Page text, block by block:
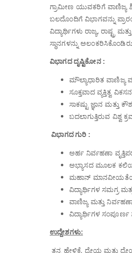
ಗ್ರಾಮೀಣ ಯುವಕರಿಗೆ ವಾಣಿಜ್ಯ
ಬಲದೊಂದಿಗೆ ವಿಭಾಗವನ್ನು
ವಿದ್ಯಾರ್ಥಿಗಳು ರಾಜ್ಯ, ರಾಷ್ಟ್ರ
ಸ್ಥಾನಗಳನ್ನು
ವಿಭಾಗದ ದೃಷ್ಟಿಕೋನ :
ಮೌಲ್ಯಾಧಾರಿತ ವಾಣಿಜ್ಯ
ಸೂಕ್ತವಾದ ವ್ಯಕ್ತಿತ್ವ
ಸಾಕಷ್ಟು ಜ್ಞಾನ ಮತ್ತು
ಬದಲಾಗುತ್ತಿರುವ ವಿಶ್ವ
ವಿಭಾಗದ ಗುರಿ :
ಅರ್ಹ ನಿರ್ವಹಣಾ
ಅಭ್ಯಾಸದ ಮೂಲಕ
ಮಹಾನ್
ವಿದ್ಯಾರ್ಥಿಗಳ ಸಮಗ್ರ
ವಾಣಿಜ್ಯ ಮತ್ತು
ವಿದ್ಯಾರ್ಥಿಗಳ ಸಂಪೂರ್ಣ
ಉದ್ದೇಶಗಳು:
ತನ್ನ ಹೇಳಿಕೆ, ಧ್ಯೇಯ ಮತ್ತು